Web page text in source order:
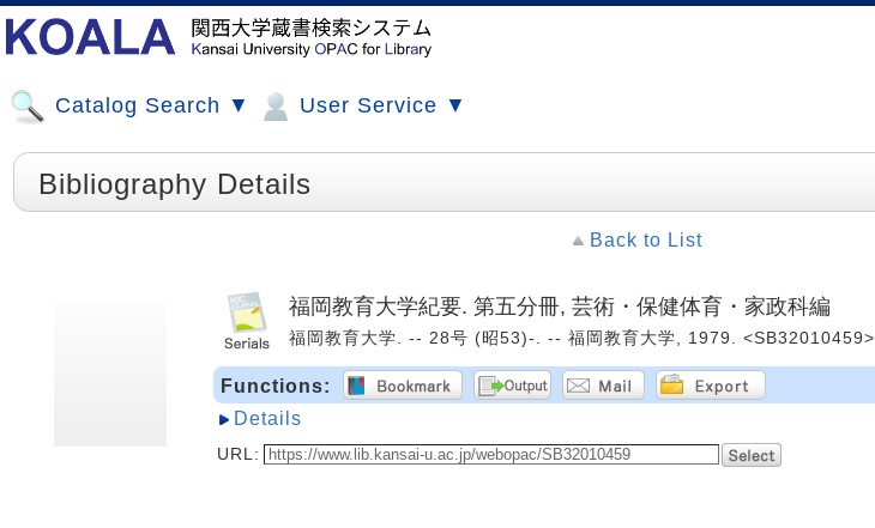
Catalog Search ▼ User Service ▼
Bibliography Details
Back to List
福岡教育大学紀要. 第五分冊, 芸術・保健体育・家政科編
福岡教育大学. -- 28号 (昭53)-. -- 福岡教育大学, 1979. <SB32010459>
Functions:
Details
URL: